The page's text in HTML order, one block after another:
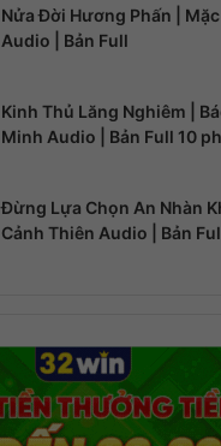
Nửa Đời Hương Phấn |
Audio | Bản Full
Kinh Thủ Lăng Nghiêm |
Minh Audio | Bản Full 10
Đừng Lựa Chọn An Nhàn
Cảnh Thiên Audio | Bản